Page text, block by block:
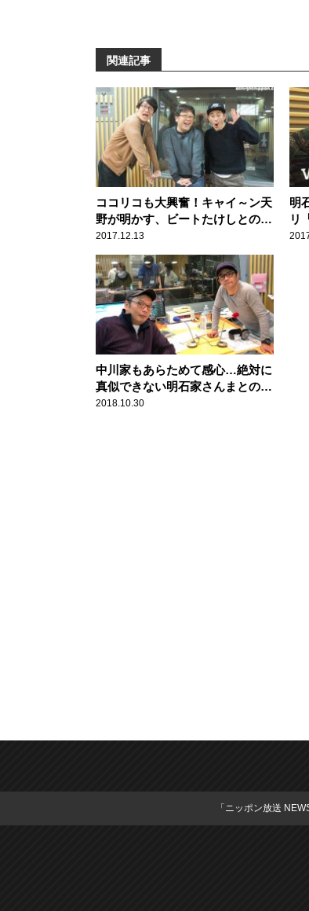
関連記事
ココリコも大興奮！キャイ～ン天
野が明かす、ビートたけしとの秘
話
2017.12.13
明
リ
た
中川家もあらためて感心…絶対に
真似できない明石家さんまとのロ
ケ
2018.10.30
「ニッポン放送